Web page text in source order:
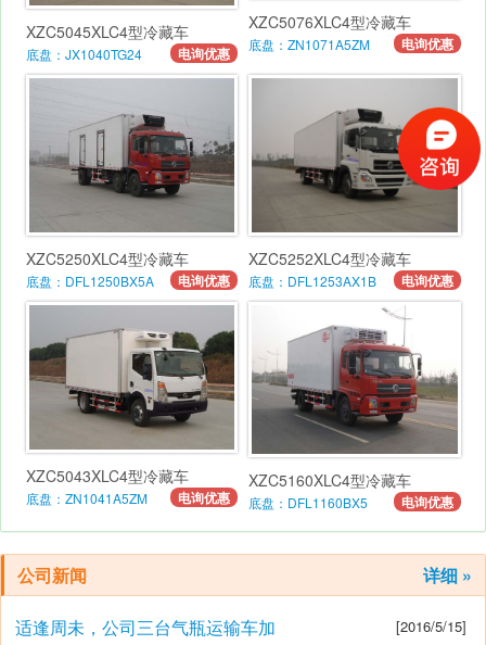
XZC5045XLC4型冷藏车
底盘：JX1040TG24 电询优惠
XZC5076XLC4型冷藏车
底盘：ZN1071A5ZM 电询优惠
XZC5250XLC4型冷藏车
底盘：DFL1250BX5A 电询优惠
XZC5252XLC4型冷藏车
底盘：DFL1253AX1B 电询优惠
XZC5043XLC4型冷藏车
底盘：ZN1041A5ZM 电询优惠
XZC5160XLC4型冷藏车
底盘：DFL1160BX5 电询优惠
公司新闻 详细 »
适逢周未，公司三台气瓶运输车加 [2016/5/15]